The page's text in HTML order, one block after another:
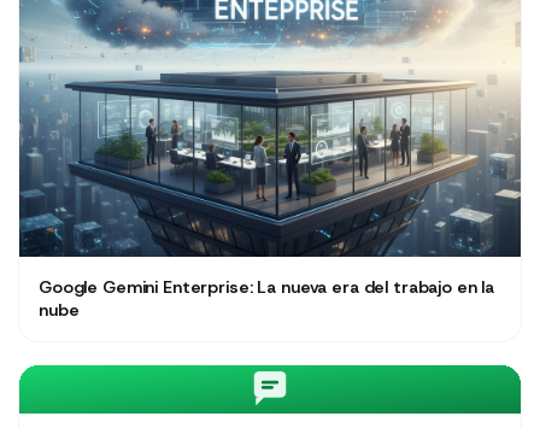
Google Gemini Enterprise: La nueva era del trabajo en la
nube